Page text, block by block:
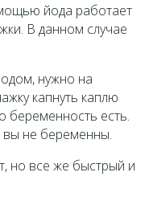
йода работает
В данном случае
нужно на
капнуть каплю
беременность есть.
вы не беременны.
но все же быстрый и